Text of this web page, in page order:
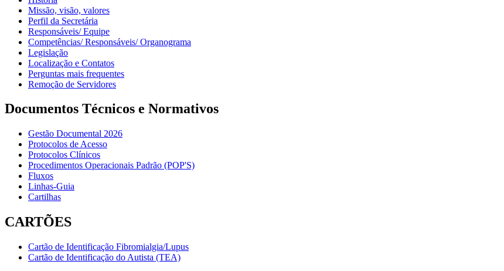
Missão, visão, valores
Perfil da Secretária
Responsáveis/ Equipe
Competências/ Responsáveis/ Organograma
Legislação
Localização e Contatos
Perguntas mais frequentes
Remoção de Servidores
Documentos Técnicos e Normativos
Gestão Documental 2026
Protocolos de Acesso
Protocolos Clínicos
Procedimentos Operacionais Padrão (POP'S)
Fluxos
Linhas-Guia
Cartilhas
CARTÕES
Cartão de Identificação Fibromialgia/Lupus
Cartão de Identificação do Autista (TEA)